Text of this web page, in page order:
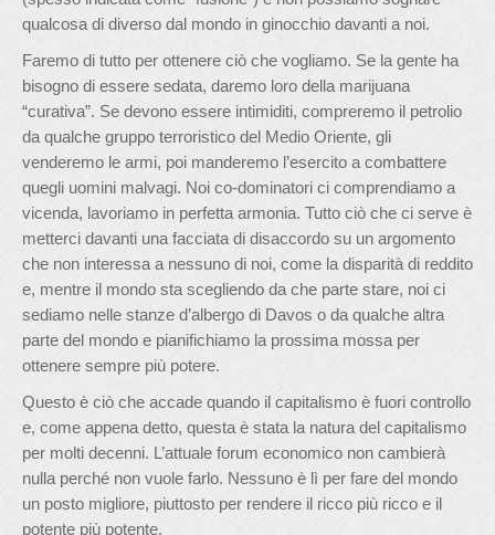
qualcosa di diverso dal mondo in ginocchio davanti a noi.
Faremo di tutto per ottenere ciò che vogliamo. Se la gente ha
bisogno di essere sedata, daremo loro della marijuana
“curativa”. Se devono essere intimiditi, compreremo il petrolio
da qualche gruppo terroristico del Medio Oriente, gli
venderemo le armi, poi manderemo l’esercito a combattere
quegli uomini malvagi. Noi co-dominatori ci comprendiamo a
vicenda, lavoriamo in perfetta armonia. Tutto ciò che ci serve è
metterci davanti una facciata di disaccordo su un argomento
che non interessa a nessuno di noi, come la disparità di reddito
e, mentre il mondo sta scegliendo da che parte stare, noi ci
sediamo nelle stanze d’albergo di Davos o da qualche altra
parte del mondo e pianifichiamo la prossima mossa per
ottenere sempre più potere.
Questo è ciò che accade quando il capitalismo è fuori controllo
e, come appena detto, questa è stata la natura del capitalismo
per molti decenni. L’attuale forum economico non cambierà
nulla perché non vuole farlo. Nessuno è lì per fare del mondo
un posto migliore, piuttosto per rendere il ricco più ricco e il
potente più potente.